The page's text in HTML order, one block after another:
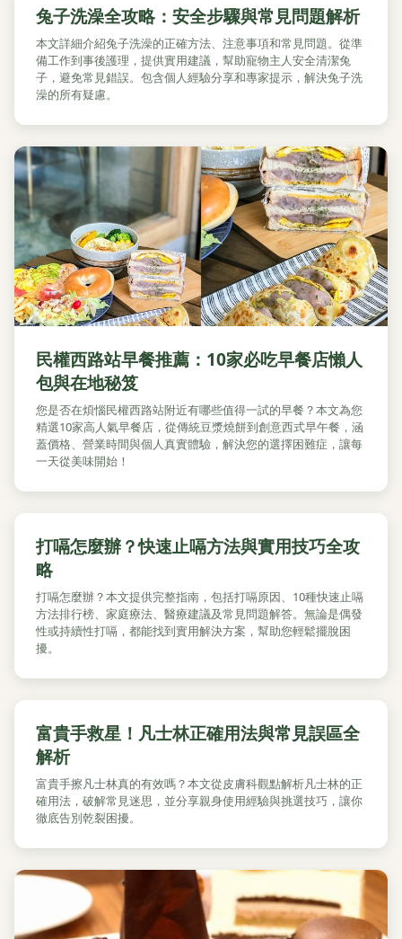
兔子洗澡全攻略：安全步驟與常見問題解析
本文詳細介紹兔子洗澡的正確方法、注意事項和常見問題。從準
備工作到事後護理，提供實用建議，幫助寵物主人安全清潔兔
子，避免常見錯誤。包含個人經驗分享和專家提示，解決兔子洗
澡的所有疑慮。
民權西路站早餐推薦：10家必吃早餐店懶人
包與在地秘笈
您是否在煩惱民權西路站附近有哪些值得一試的早餐？本文為您
精選10家高人氣早餐店，從傳統豆漿燒餅到創意西式早午餐，涵
蓋價格、營業時間與個人真實體驗，解決您的選擇困難症，讓每
一天從美味開始！
打嗝怎麼辦？快速止嗝方法與實用技巧全攻
略
打嗝怎麼辦？本文提供完整指南，包括打嗝原因、10種快速止嗝
方法排行榜、家庭療法、醫療建議及常見問題解答。無論是偶發
性或持續性打嗝，都能找到實用解決方案，幫助您輕鬆擺脫困
擾。
富貴手救星！凡士林正確用法與常見誤區全
解析
富貴手擦凡士林真的有效嗎？本文從皮膚科觀點解析凡士林的正
確用法，破解常見迷思，並分享親身使用經驗與挑選技巧，讓你
徹底告別乾裂困擾。